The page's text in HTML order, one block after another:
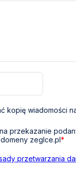
kopię wiadomości
przekazanie
domeny zeglce.pl*
przetwarzania